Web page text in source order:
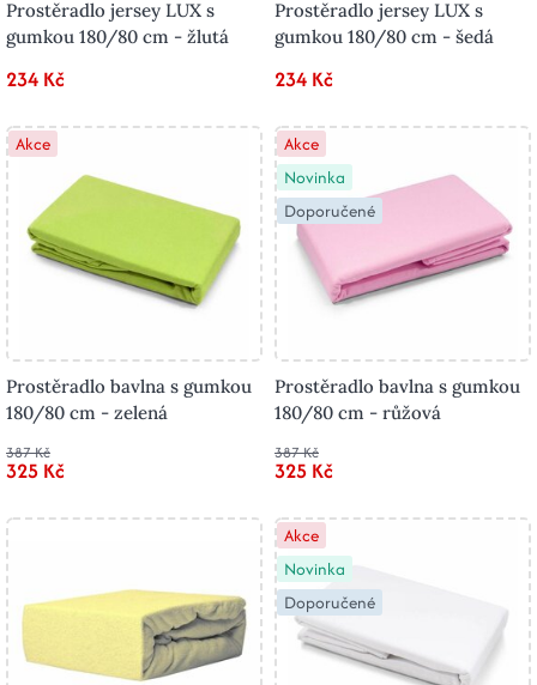
Prostěradlo jersey LUX s
gumkou 180/80 cm - žlutá
234 Kč
Prostěradlo jersey LUX s
gumkou 180/80 cm - šedá
234 Kč
Akce
Prostěradlo bavlna s gumkou
180/80 cm - zelená
387 Kč
325 Kč
Akce
Novinka
Doporučené
Prostěradlo bavlna s gumkou
180/80 cm - růžová
387 Kč
325 Kč
Akce
Novinka
Doporučené